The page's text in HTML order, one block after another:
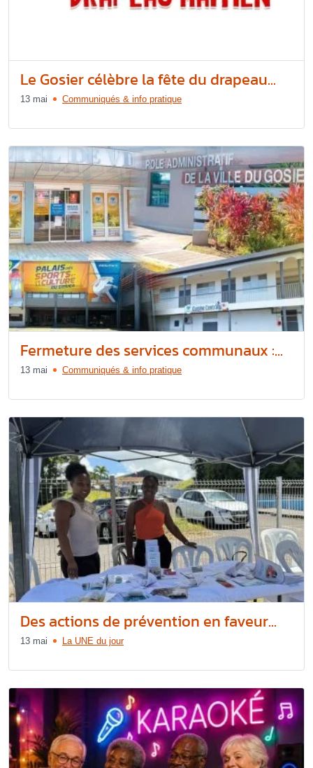
Le Gosier célèbre la fête du drapeau...
13 mai Communiqués & info pratique
Fermeture des services communaux :...
13 mai Communiqués & info pratique
Des actions de prévention en faveur...
13 mai La UNE du jour